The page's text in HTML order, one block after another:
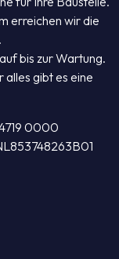
erreichen wir die
bis zur Wartung.
alles gibt es eine
0000